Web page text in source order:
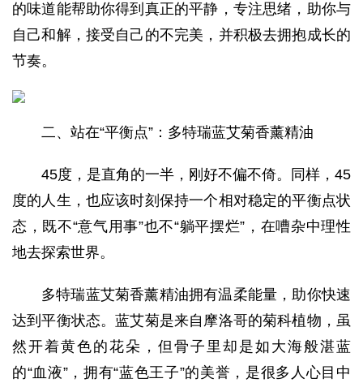
的味道能帮助你得到真正的平静，专注思绪，助你与
自己和解，接受自己的不完美，并积极去拥抱成长的
节奏。
二、站在“平衡点”：多特瑞蓝艾菊香薰精油
45度，是直角的一半，刚好不偏不倚。同样，45
度的人生，也应该时刻保持一个相对稳定的平衡点状
态，既不“意气用事”也不“躺平摆烂”，在嘈杂中理性
地去探索世界。
多特瑞蓝艾菊香薰精油拥有温柔能量，助你快速
达到平衡状态。蓝艾菊是来自摩洛哥的菊科植物，虽
然开着黄色的花朵，但骨子里却是如大海般湛蓝
的“血液”，拥有“蓝色王子”的美誉，是很多人心目中